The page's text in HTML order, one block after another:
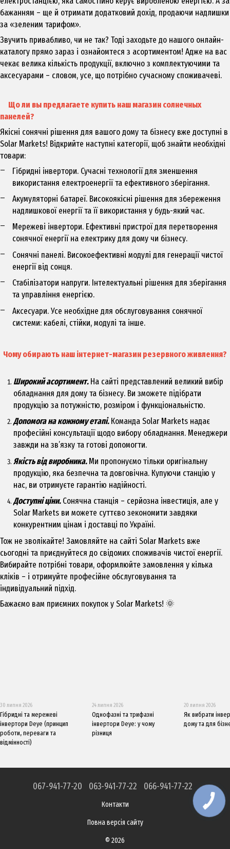
бажанням – ще й отримати додатковий дохід, продаючи надлишки
за «зеленим тарифом».
Звучить привабливо, чи не так? Тоді заходьте до нашого онлайн-
каталогу прямо зараз і ознайомтеся з асортиментом! Адже на вас
чекає велика кількість продукції, включно з комплектуючими та
аксесуарами – словом, усе, що потрібно сучасному споживачеві.
Що ли вы предлагаете купить наш магазин солнечных
панелей?
Якісні сонячні рішення для вашого дому та бізнесу вже доступні в
Solar Markets! Відкрийте наступні категорії, щоб знайти необхідні
товари:
Гібридні інвертори. Сучасні технології для зменшення
використання електроенергії та ефективного зберігання.
Акумуляторні батареї. Високоякісні рішення для збереження
надлишкової енергії та її використання у будь-який час.
Мережеві інвертори. Ефективні пристрої для перетворення
сонячної енергії на електрику для дому чи бізнесу.
Сонячні панелі. Високоефективні модулі для генерації чистої
енергії від сонця.
Стабілізатори напруги. Інтелектуальні рішення для зберігання
та управління енергією.
Аксесуари. Усе необхідне для обслуговування сонячної
системи: кабелі, стійки, модулі та інше.
Чому обирають наш інтернет-магазин резервного живлення?
Широкий асортимент. На сайті представлений великий вибір
обладнання для дому та бізнесу. Ви зможете підібрати
продукцію за потужністю, розміром і функціональністю.
Допомога на кожному етапі. Команда Solar Markets надає
професійні консультації щодо вибору обладнання. Менеджери
завжди на зв’язку та готові допомогти.
Якість від виробника. Ми пропонуємо тільки оригінальну
продукцію, яка безпечна та довговічна. Купуючи станцію у
нас, ви отримуєте гарантію надійності.
Доступні ціни. Сонячна станція – серйозна інвестиція, але у
Solar Markets ви можете суттєво зекономити завдяки
конкурентним цінам і доставці по Україні.
Тож не зволікайте! Замовляйте на сайті Solar Markets вже
сьогодні та приєднуйтеся до свідомих споживачів чистої енергії.
Вибирайте потрібні товари, оформлюйте замовлення у кілька
кліків – і отримуйте професійне обслуговування та
індивідуальний підхід.
Бажаємо вам приємних покупок у Solar Markets! 🌞
30 липня 2026
Гібридні та мережеві
інвертори Deye (принцип
роботи, переваги та
відмінності)
24 липня 2026
Однофазні та трифазні
інвертори Deye: у чому
різниця
20 липня 2026
Як вибрати
дому та для
067-941-77-20 063-941-77-22 066-941-77-22
Контакти
Повна версія сайту
© 2026